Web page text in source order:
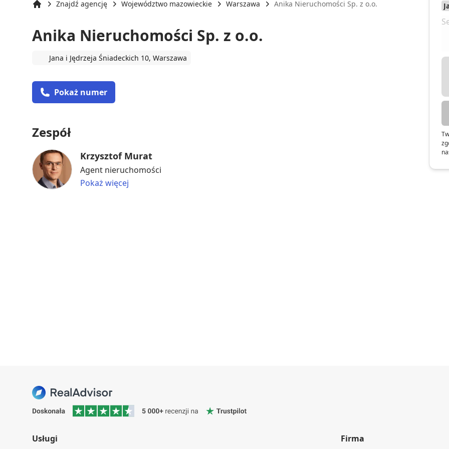
Znajdź agencję Województwo mazowieckie Warszawa Anika Nieruchomości Sp. z o.o.
Anika Nieruchomości Sp. z o.o.
Jana i Jędrzeja Śniadeckich 10, Warszawa
Pokaż numer
Zespół
Krzysztof Murat
Agent nieruchomości
Pokaż więcej
Usługi Firma